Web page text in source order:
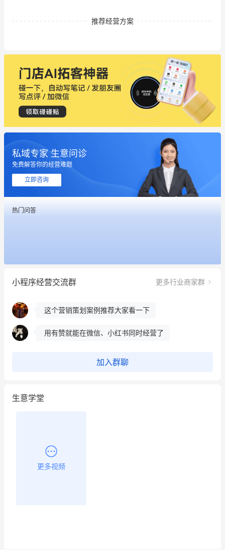
推荐经营方案
私域专家 生意问诊
免费解答你的经营难题
立即咨询
热门问答
小程序经营交流群 更多行业商家群
这个营销策划案例推荐大家看一下
昨晚的直播课程太好啦❤️
加入群聊
生意学堂
更多视频